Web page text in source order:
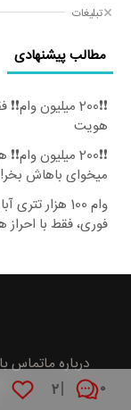
۰ ۲
تبلیغات
مطالب پیشنهادی
❗❗200 میلیون
هویت
❗❗200 میلیون
میخوای باهاش
وام 100 هزار
فوری، فقط با
درباره ماتماس